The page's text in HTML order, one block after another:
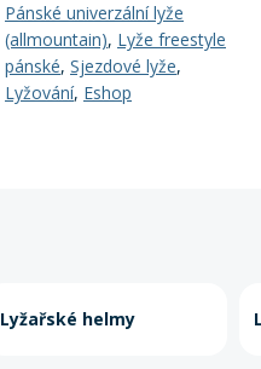
Pánské univerzální lyže
(allmountain), Lyže freestyle
pánské, Sjezdové lyže,
Lyžování, Eshop
Lyžařské helmy